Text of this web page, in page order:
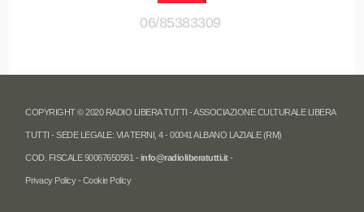
06/85383309
COPYRIGHT © 2020 RADIO LIBERA TUTTI - ASSOCIAZIONE CULTURALE LIBERA
TUTTI - SEDE LEGALE: VIA TERNI, 4 - 00041 ALBANO LAZIALE (RM)
COD. FISCALE 90067650581 - info@radioliberatutti.it-
Privacy Policy- Cookie Policy